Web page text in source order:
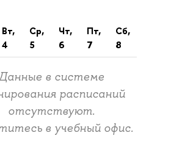
вт,
4
ср,
5
чт,
6
пт,
7
сб,
8
в системе
расписаний
отсутствуют.
в учебный офис.